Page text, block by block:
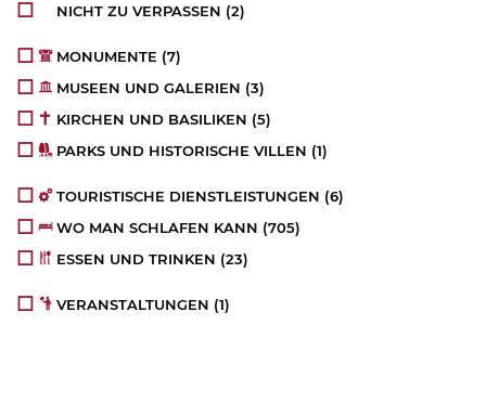
NICHT ZU VERPASSEN (2)
MONUMENTE (7)
MUSEEN UND GALERIEN (3)
KIRCHEN UND BASILIKEN (5)
PARKS UND HISTORISCHE VILLEN (1)
TOURISTISCHE DIENSTLEISTUNGEN (6)
WO MAN SCHLAFEN KANN (705)
ESSEN UND TRINKEN (23)
VERANSTALTUNGEN (1)